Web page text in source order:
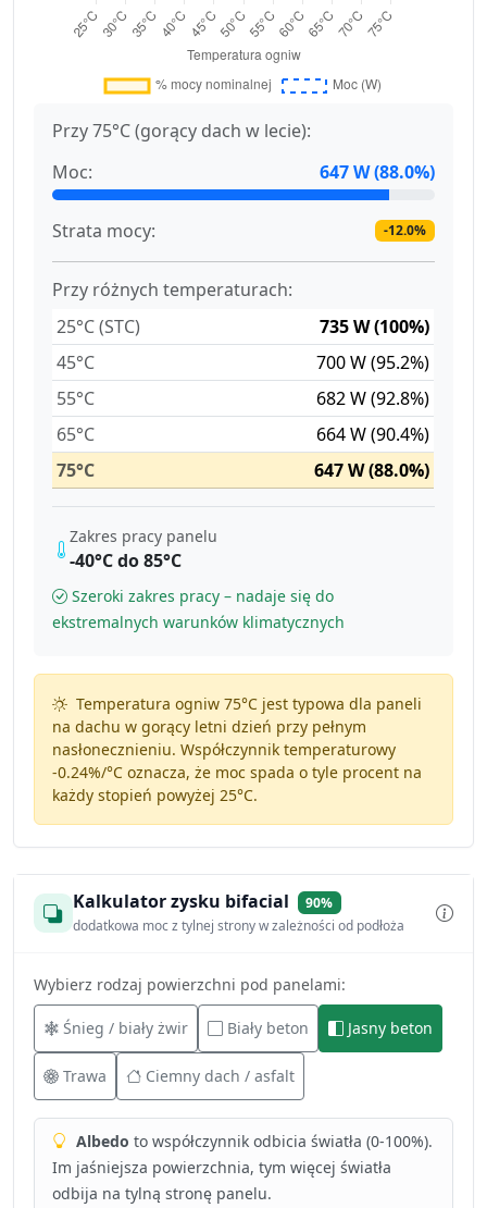
Przy 75°C (gorący dach w lecie):
Moc:
647 W (88.0%)
Strata mocy: -12.0%
Przy różnych temperaturach:
25°C (STC)
735 W (100%)
45°C
700 W (95.2%)
55°C
682 W (92.8%)
65°C
664 W (90.4%)
75°C
647 W (88.0%)
Zakres pracy panelu
-40°C do 85°C
Szeroki zakres pracy – nadaje się do
ekstremalnych warunków klimatycznych
Temperatura ogniw 75°C jest typowa dla paneli
na dachu w gorący letni dzień przy pełnym
nasłonecznieniu. Współczynnik temperaturowy
-0.24%/°Coznacza, że moc spada o tyle procent na
każdy stopień powyżej 25°C.
Kalkulator zysku bifacial
90%
dodatkowa moc z tylnej strony w zależności od podłoża
Wybierz rodzaj powierzchni pod panelami:
Śnieg / biały żwir Biały beton Jasny beton
Trawa Ciemny dach / asfalt
Albedo to współczynnik odbicia światła (0-100%).
Im jaśniejsza powierzchnia, tym więcej światła
odbija na tylną stronę panelu.